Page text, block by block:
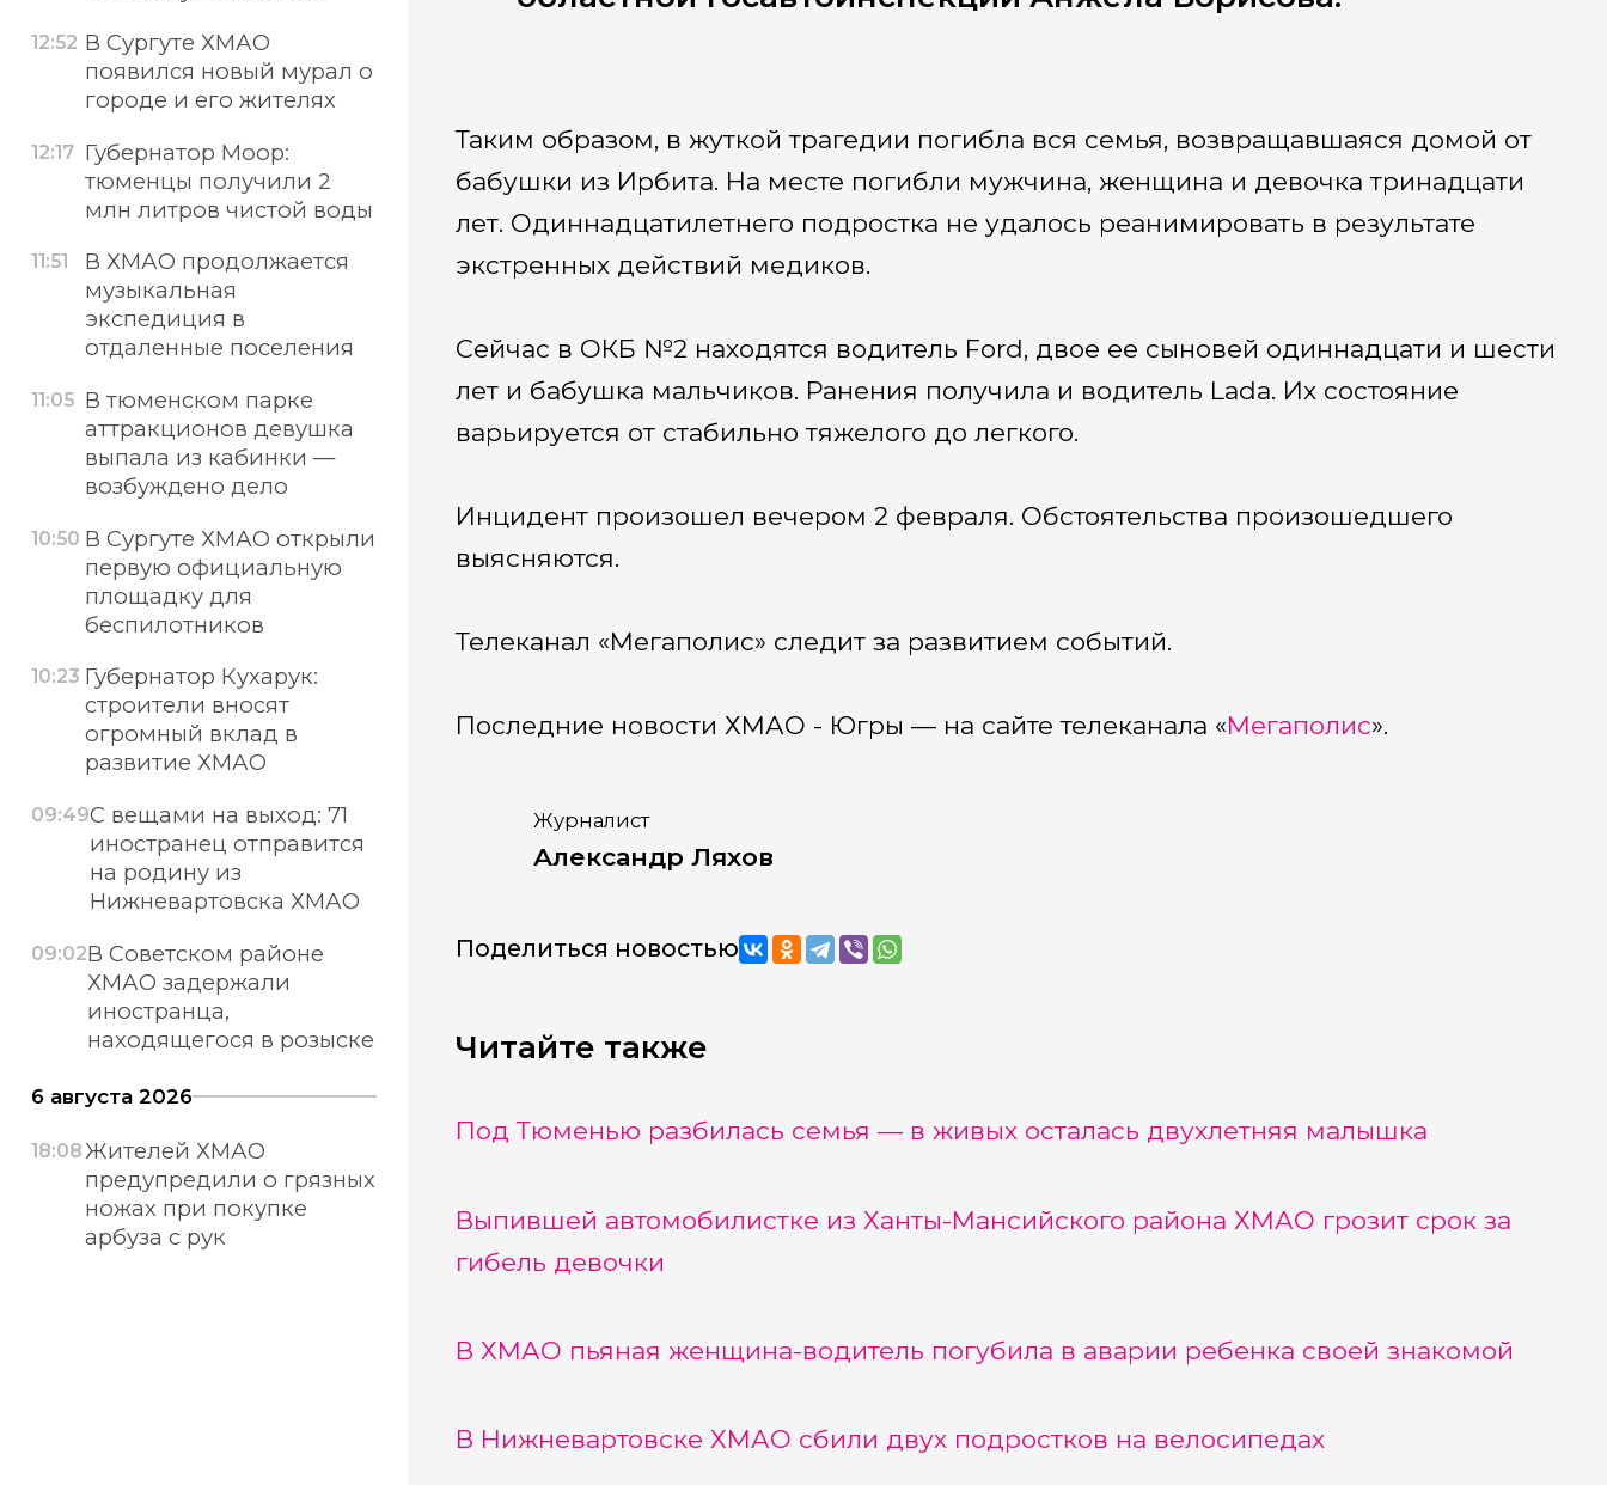
Таким образом, в жуткой трагедии погибла вся семья, возвращавшаяся домой от
бабушки из Ирбита. На месте погибли мужчина, женщина и девочка тринадцати
лет. Одиннадцатилетнего подростка не удалось реанимировать в результате
экстренных действий медиков.
Сейчас в ОКБ №2 находятся водитель Ford, двое ее сыновей одиннадцати и шести
лет и бабушка мальчиков. Ранения получила и водитель Lada. Их состояние
варьируется от стабильно тяжелого до легкого.
Инцидент произошел вечером 2 февраля. Обстоятельства произошедшего
выясняются.
Телеканал «Мегаполис» следит за развитием событий.
Последние новости ХМАО - Югры — на сайте телеканала «Мегаполис».
Журналист
Александр Ляхов
Поделиться новостью
Читайте также
Под Тюменью разбилась семья — в живых осталась двухлетняя малышка
Выпившей автомобилистке из Ханты-Мансийского района ХМАО грозит срок за
гибель девочки
В ХМАО пьяная женщина-водитель погубила в аварии ребенка своей знакомой
В Нижневартовске ХМАО сбили двух подростков на велосипедах
12:52 В Сургуте ХМАО
появился новый мурал о
городе и его жителях
12:17 Губернатор Моор:
тюменцы получили 2
млн литров чистой воды
11:51
В ХМАО продолжается
музыкальная
экспедиция в
отдаленные поселения
11:05 В тюменском парке
аттракционов девушка
выпала из кабинки —
возбуждено дело
10:50 В Сургуте ХМАО открыли
первую официальную
площадку для
беспилотников
10:23 Губернатор Кухарук:
строители вносят
огромный вклад в
развитие ХМАО
09:49С вещами на выход: 71
иностранец отправится
на родину из
Нижневартовска ХМАО
09:02В Советском районе
ХМАО задержали
иностранца,
находящегося в розыске
6 августа 2026
18:08Жителей ХМАО
предупредили о грязных
ножах при покупке
арбуза с рук